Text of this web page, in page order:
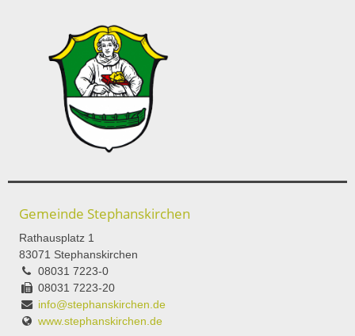
Gemeinde Stephanskirchen
Rathausplatz 1
83071 Stephanskirchen
08031 7223-0
08031 7223-20
info@stephanskirchen.de
www.stephanskirchen.de